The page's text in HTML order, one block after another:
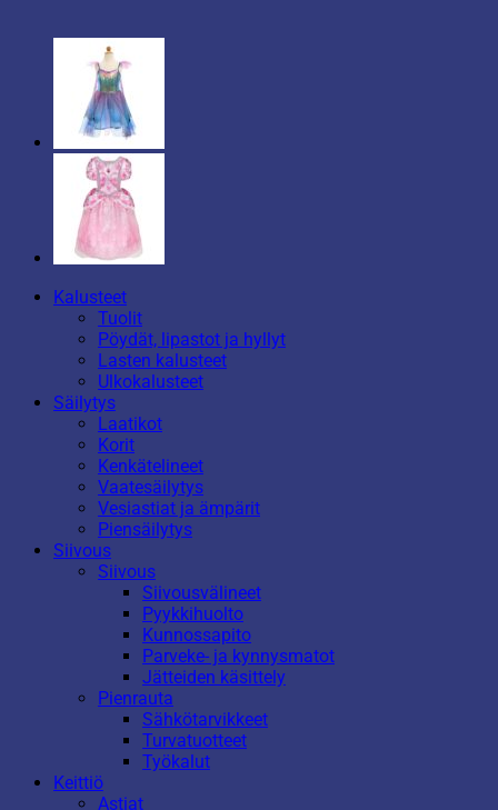
Kalusteet
Tuolit
Pöydät, lipastot ja hyllyt
Lasten kalusteet
Ulkokalusteet
Säilytys
Laatikot
Korit
Kenkätelineet
Vaatesäilytys
Vesiastiat ja ämpärit
Piensäilytys
Siivous
Siivous
Siivousvälineet
Pyykkihuolto
Kunnossapito
Parveke- ja kynnysmatot
Jätteiden käsittely
Pienrauta
Sähkötarvikkeet
Turvatuotteet
Työkalut
Keittiö
Astiat